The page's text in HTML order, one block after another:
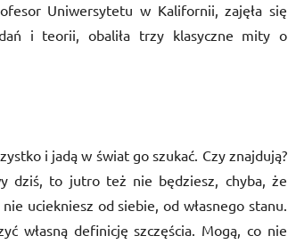
Uniwersytetu w Kalifornii, zajęła się
i teorii, obaliła trzy klasyczne mity o
i jadą w świat go szukać. Czy znajdują?
dziś, to jutro też nie będziesz, chyba, że
uciekniesz od siebie, od własnego stanu.
własną definicję szczęścia. Mogą, co nie